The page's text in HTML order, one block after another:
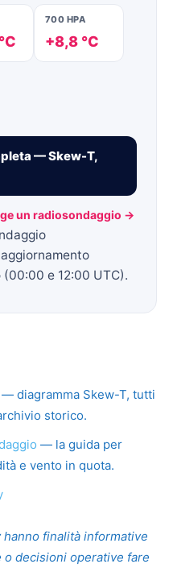
700 HPA
+8,8 °C
— Skew-T,
un radiosondaggio →
e 12:00 UTC).
— diagramma Skew-T, tutti
storico.
— la guida per
e vento in quota.
finalità informative
decisioni operative fare